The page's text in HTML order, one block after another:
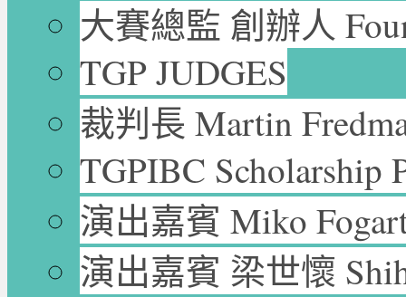
大賽總監 創辦人
TGP JUDGES
裁判長 Martin
TGPIBC Scholarship
演出嘉賓 Miko
演出嘉賓 梁世懷